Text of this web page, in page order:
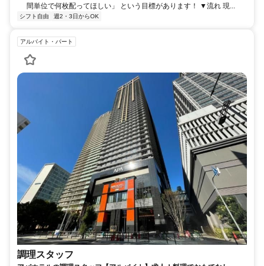
間単位で何枚配ってほしい」 という目標があります！ ▼流れ 現...
シフト自由 週2・3日からOK
アルバイト・パート
調理スタッフ